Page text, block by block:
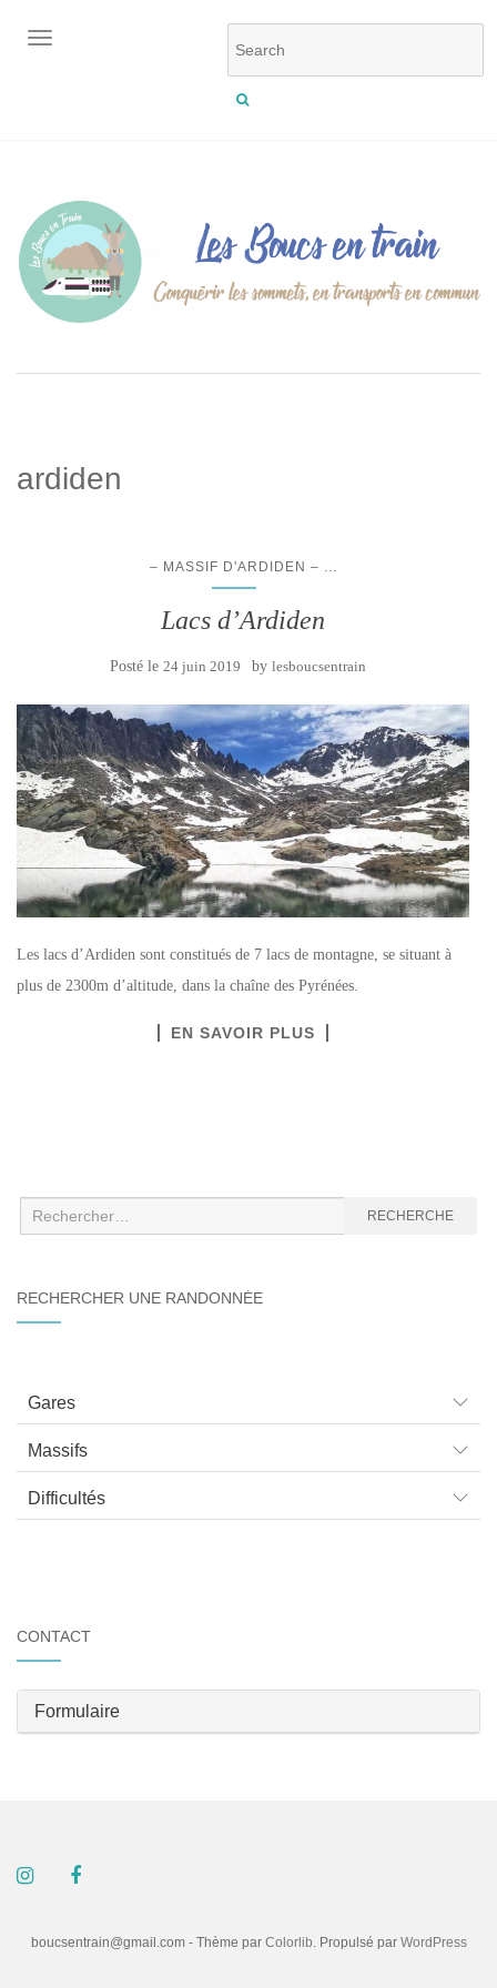
OUVRIR/FERMER LA NAVIGATION
ardiden
– MASSIF D'ARDIDEN –
Lacs d’Ardiden
Posté le 24 juin 2019 by lesboucsentrain
Les lacs d’Ardiden sont constitués de 7 lacs de montagne, se situant à
plus de 2300m d’altitude, dans la chaîne des Pyrénées.
EN SAVOIR PLUS
Recherche
:
RECHERCHE
RECHERCHER UNE RANDONNÉE
Gares
Massifs
Difficultés
CONTACT
Formulaire
boucsentrain@gmail.com - Thème par Colorlib. Propulsé par WordPress